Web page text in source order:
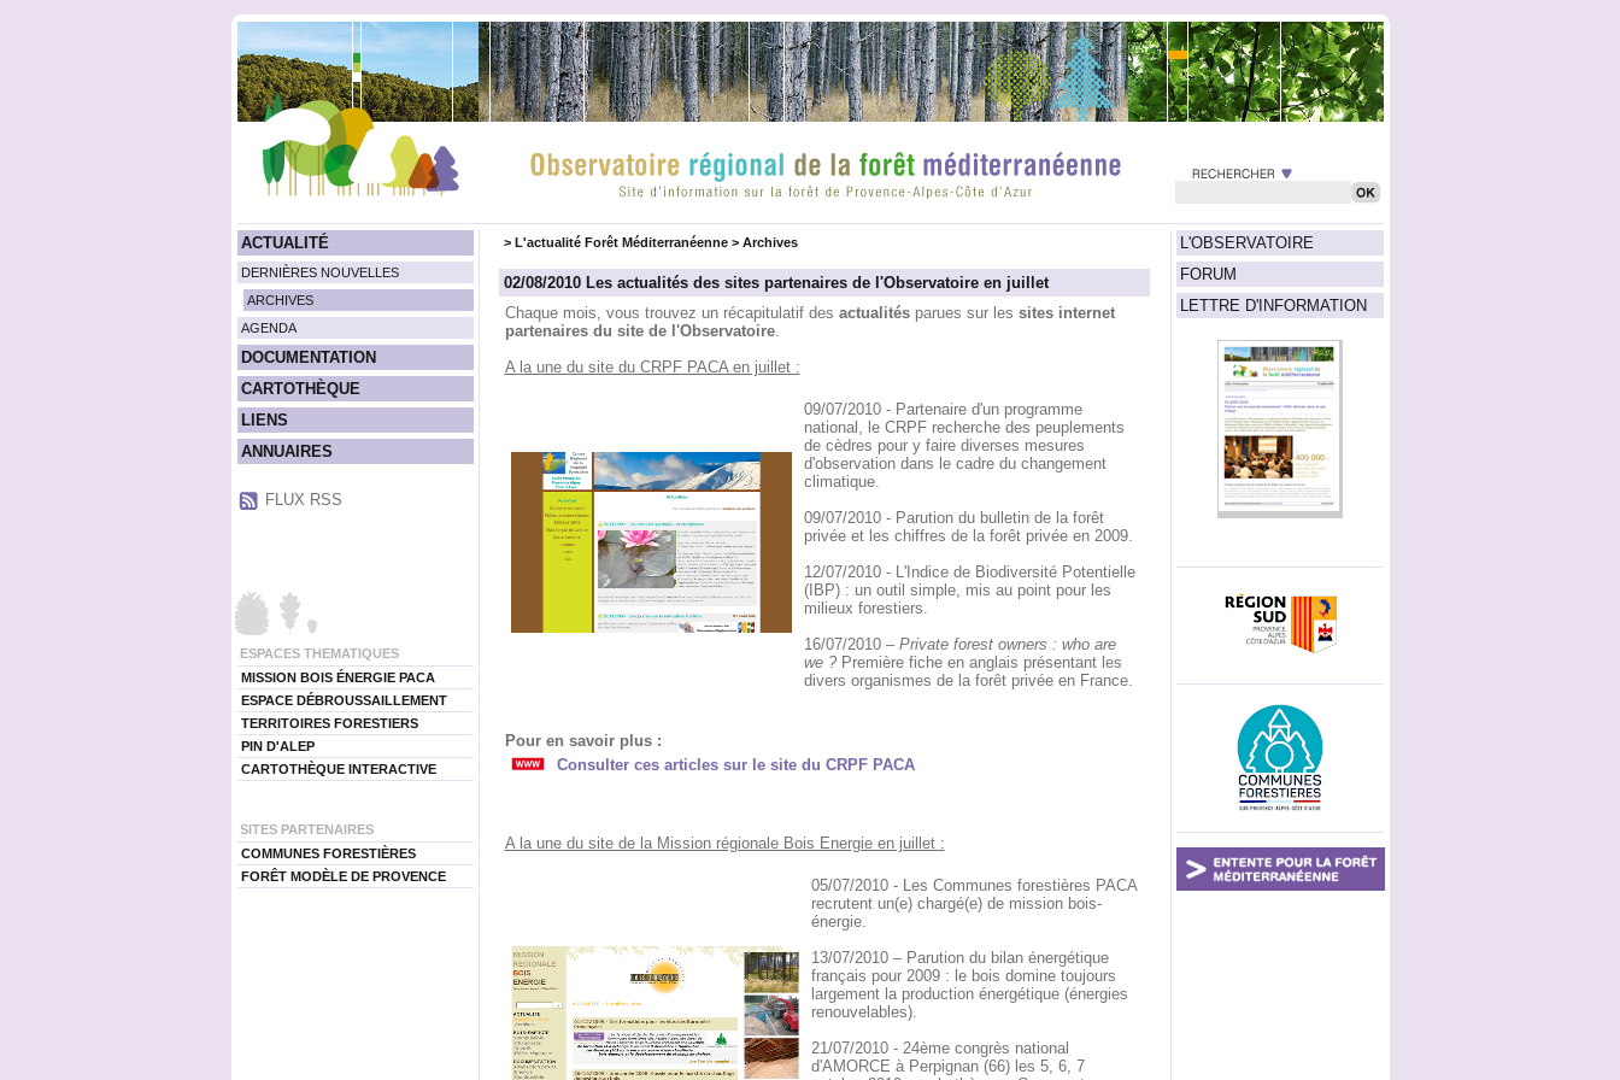
ACTUALITÉ
DERNIÈRES NOUVELLES
ARCHIVES
AGENDA
DOCUMENTATION
CARTOTHÈQUE
LIENS
ANNUAIRES
FLUX RSS
ESPACES THEMATIQUES
MISSION BOIS ÉNERGIE PACA
ESPACE DÉBROUSSAILLEMENT
TERRITOIRES FORESTIERS
PIN D'ALEP
CARTOTHÈQUE INTERACTIVE
SITES PARTENAIRES
COMMUNES FORESTIÈRES
FORÊT MODÈLE DE PROVENCE
L'OBSERVATOIRE
FORUM
LETTRE D'INFORMATION
> L'actualité Forêt Méditerranéenne> Archives
02/08/2010 Les actualités des sites partenaires de l'Observatoire en juillet
Chaque mois, vous trouvez un récapitulatif des actualitésparues sur les sites internet
partenaires du site de l'Observatoire.
A la une du site du CRPF PACA en juillet :
09/07/2010 - Partenaire d'un programme
national, le CRPF recherche des peuplements
de cèdres pour y faire diverses mesures
d'observation dans le cadre du changement
climatique.
09/07/2010 - Parution du bulletin de la forêt
privée et les chiffres de la forêt privée en 2009.
12/07/2010 - L'Indice de Biodiversité Potentielle
(IBP) : un outil simple, mis au point pour les
milieux forestiers.
16/07/2010 – Private forest owners : who are
we ?Première fiche en anglais présentant les
divers organismes de la forêt privée en France.
Pour en savoir plus :
Consulter ces articles sur le site du CRPF PACA
A la une du site de la Mission régionale Bois Energie en juillet :
05/07/2010 - Les Communes forestières PACA
recrutent un(e) chargé(e) de mission bois-
énergie.
13/07/2010 – Parution du bilan énergétique
français pour 2009 : le bois domine toujours
largement la production énergétique (énergies
renouvelables).
21/07/2010 - 24ème congrès national
d'AMORCE à Perpignan (66) les 5, 6, 7